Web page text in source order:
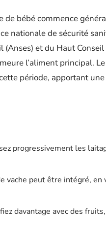
de bébé commence
nationale de sécurité
(Anses) et du Haut
l’aliment principal.
période, apportant
progressivement les
vache peut être intégré,
davantage avec des